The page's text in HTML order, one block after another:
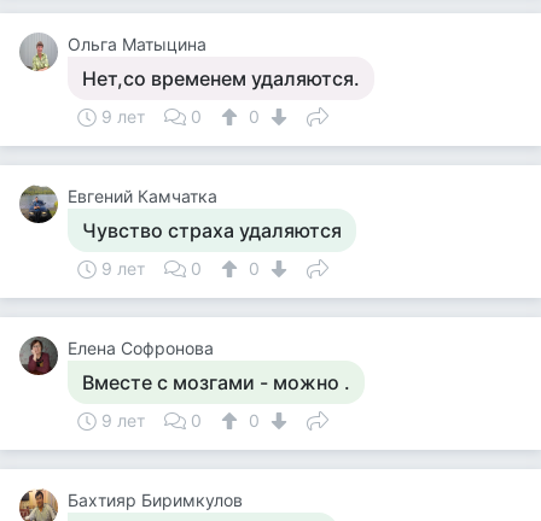
Ольга Матыцина
Нет,со временем удаляются.
9 лет 0 0
Евгений Камчатка
Чувство страха удаляются
9 лет 0 0
Елена Софронова
Вместе с мозгами - можно .
9 лет 0 0
Бахтияр Биримкулов